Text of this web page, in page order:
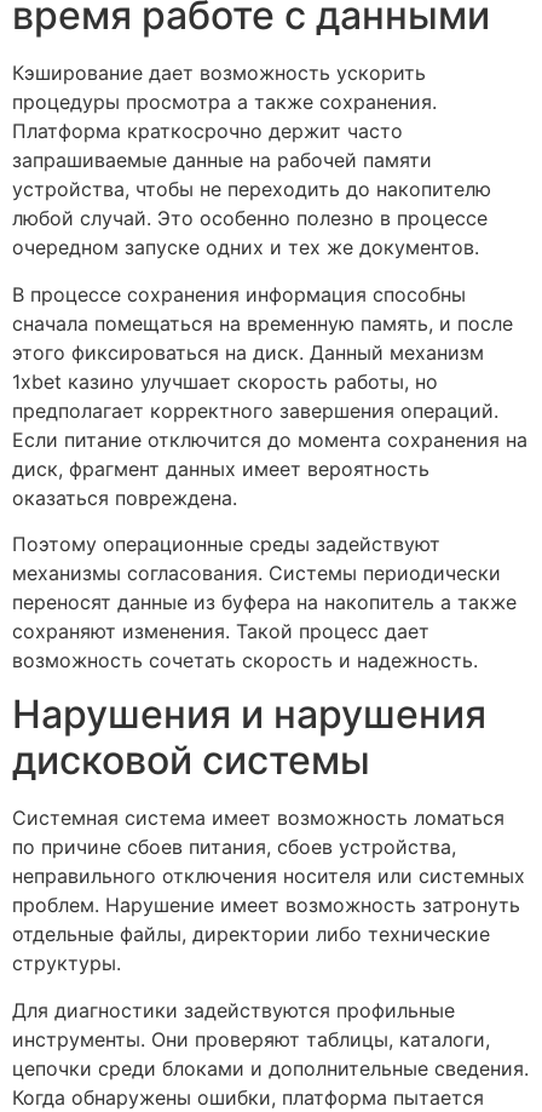
время работе с данными
Кэширование дает возможность ускорить
процедуры просмотра а также сохранения.
Платформа краткосрочно держит часто
запрашиваемые данные на рабочей памяти
устройства, чтобы не переходить до накопителю
любой случай. Это особенно полезно в процессе
очередном запуске одних и тех же документов.
В процессе сохранения информация способны
сначала помещаться на временную память, и после
этого фиксироваться на диск. Данный механизм
1xbet казино улучшает скорость работы, но
предполагает корректного завершения операций.
Если питание отключится до момента сохранения на
диск, фрагмент данных имеет вероятность
оказаться повреждена.
Поэтому операционные среды задействуют
механизмы согласования. Системы периодически
переносят данные из буфера на накопитель а также
сохраняют изменения. Такой процесс дает
возможность сочетать скорость и надежность.
Нарушения и нарушения
дисковой системы
Системная система имеет возможность ломаться
по причине сбоев питания, сбоев устройства,
неправильного отключения носителя или системных
проблем. Нарушение имеет возможность затронуть
отдельные файлы, директории либо технические
структуры.
Для диагностики задействуются профильные
инструменты. Они проверяют таблицы, каталоги,
цепочки среди блоками и дополнительные сведения.
Когда обнаружены ошибки, платформа пытается